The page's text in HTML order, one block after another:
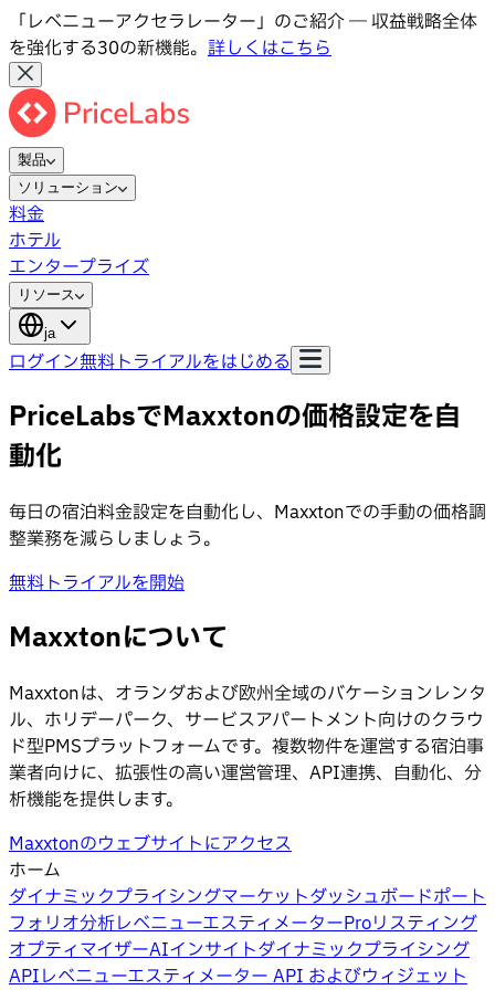
「レベニューアクセラレーター」のご紹介 ― 収益戦略全体
を強化する30の新機能。 詳しくはこちら
製品
ソリューション
料金
ホテル
エンタープライズ
リソース
ja
ログイン無料トライアルをはじめる
PriceLabsでMaxxtonの価格設定を自
動化
毎日の宿泊料金設定を自動化し、Maxxtonでの手動の価格調
整業務を減らしましょう。
無料トライアルを開始
Maxxtonについて
Maxxtonは、オランダおよび欧州全域のバケーションレンタ
ル、ホリデーパーク、サービスアパートメント向けのクラウ
ド型PMSプラットフォームです。複数物件を運営する宿泊事
業者向けに、拡張性の高い運営管理、API連携、自動化、分
析機能を提供します。
Maxxtonのウェブサイトにアクセス
ホーム
ダイナミックプライシングマーケットダッシュボードポート
フォリオ分析レベニューエスティメーターProリスティング
オプティマイザーAIインサイトダイナミックプライシング
APIレベニューエスティメーター API およびウィジェット